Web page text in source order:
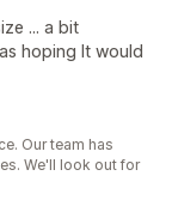
... a bit
hoping It would
Our team has
We'll look out for